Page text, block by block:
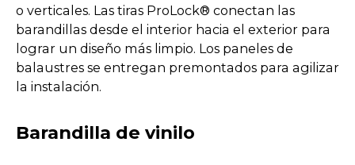
s
i
n
a
w
t
o verticales. Las tiras ProLock® conectan las
barandillas desde el interior hacia el exterior para
lograr un diseño más limpio. Los paneles de
balaustres se entregan premontados para agilizar
la instalación.
Barandilla de vinilo